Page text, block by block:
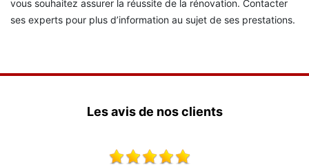
vous souhaitez assurer la réussite de la rénovation. Contacter
ses experts pour plus d’information au sujet de ses prestations.
Les avis de nos clients